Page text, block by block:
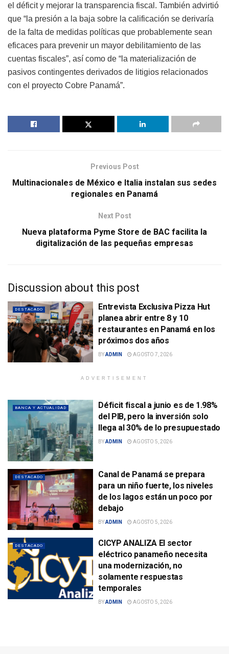
el déficity mejorar la transparencia fiscal. También advirtió
que “ la presión a la baja sobre la calificación se derivaría
de la falta de medidas políticas que probablemente sean
eficaces para prevenir un mayor debilitamiento de las
cuentas fiscales”, así como de “ la materialización de
pasivos contingentes derivados de litigios relacionados
con el proyecto Cobre Panamá”.
Previous Post
Multinacionales de México e Italia instalan sus sedes
regionales en Panamá
Next Post
Nueva plataforma Pyme Store de BAC facilita la
digitalización de las pequeñas empresas
Discussion about this post
DESTACADO
Entrevista Exclusiva Pizza Hut
planea abrir entre 8 y 10
restaurantes en Panamá en los
próximos dos años
BYADMIN AGOSTO 7, 2026
ADVERTISEMENT
BANCA Y ACTUALIDAD
Déficit fiscal a junio es de 1.98%
del PIB, pero la inversión solo
llega al 30% de lo presupuestado
BYADMIN AGOSTO 5, 2026
DESTACADO
Canal de Panamá se prepara
para un niño fuerte, los niveles
de los lagos están un poco por
debajo
BYADMIN AGOSTO 5, 2026
DESTACADO
CICYP ANALIZA El sector
eléctrico panameño necesita
una modernización, no
solamente respuestas
temporales
BYADMIN AGOSTO 5, 2026